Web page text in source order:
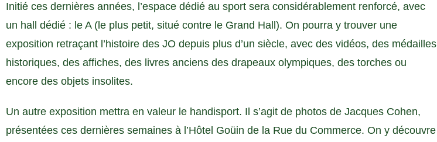
Initié ces dernières années, l’espace dédié au sport sera considérablement renforcé, avec
un hall dédié : le A (le plus petit, situé contre le Grand Hall). On pourra y trouver une
exposition retraçant l’histoire des JO depuis plus d’un siècle, avec des vidéos, des médailles
historiques, des affiches, des livres anciens des drapeaux olympiques, des torches ou
encore des objets insolites.
Un autre exposition mettra en valeur le handisport. Il s’agit de photos de Jacques Cohen,
présentées ces dernières semaines à l’Hôtel Goüin de la Rue du Commerce. On y découvre